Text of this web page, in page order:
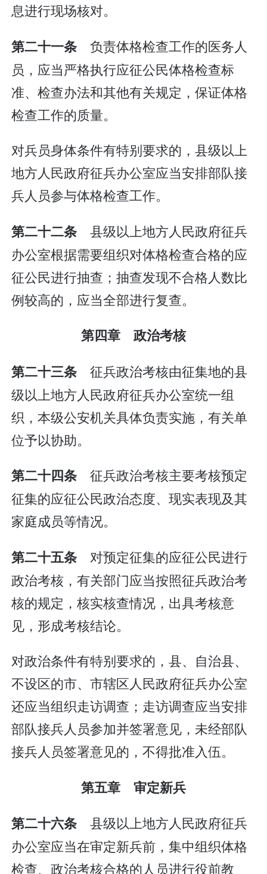
息进行现场核对。
第二十一条 负责体格检查工作的医务人
员，应当严格执行应征公民体格检查标
准、检查办法和其他有关规定，保证体格
检查工作的质量。
对兵员身体条件有特别要求的，县级以上
地方人民政府征兵办公室应当安排部队接
兵人员参与体格检查工作。
第二十二条 县级以上地方人民政府征兵
办公室根据需要组织对体格检查合格的应
征公民进行抽查；抽查发现不合格人数比
例较高的，应当全部进行复查。
第四章 政治考核
第二十三条 征兵政治考核由征集地的县
级以上地方人民政府征兵办公室统一组
织，本级公安机关具体负责实施，有关单
位予以协助。
第二十四条 征兵政治考核主要考核预定
征集的应征公民政治态度、现实表现及其
家庭成员等情况。
第二十五条 对预定征集的应征公民进行
政治考核，有关部门应当按照征兵政治考
核的规定，核实核查情况，出具考核意
见，形成考核结论。
对政治条件有特别要求的，县、自治县、
不设区的市、市辖区人民政府征兵办公室
还应当组织走访调查；走访调查应当安排
部队接兵人员参加并签署意见，未经部队
接兵人员签署意见的，不得批准入伍。
第五章 审定新兵
第二十六条 县级以上地方人民政府征兵
办公室应当在审定新兵前，集中组织体格
检查、政治考核合格的人员进行役前教